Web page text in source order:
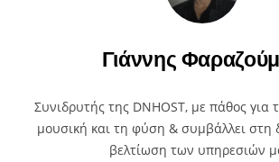
Γιάννης
Συνιδρυτής της DNHOST, με πάθος για
μουσική και τη φύση & συμβάλλει στη
βελτίωση των υπηρεσιών